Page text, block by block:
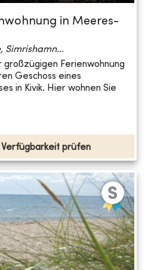
in Meeres-
Simrishamn...
großzügigen Ferienwohnung
Geschoss eines
in Kivik. Hier wohnen Sie
Verfügbarkeit prüfen